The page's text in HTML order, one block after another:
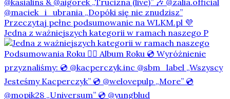
Jedna z ważniejszych kategorii w ramach naszego P